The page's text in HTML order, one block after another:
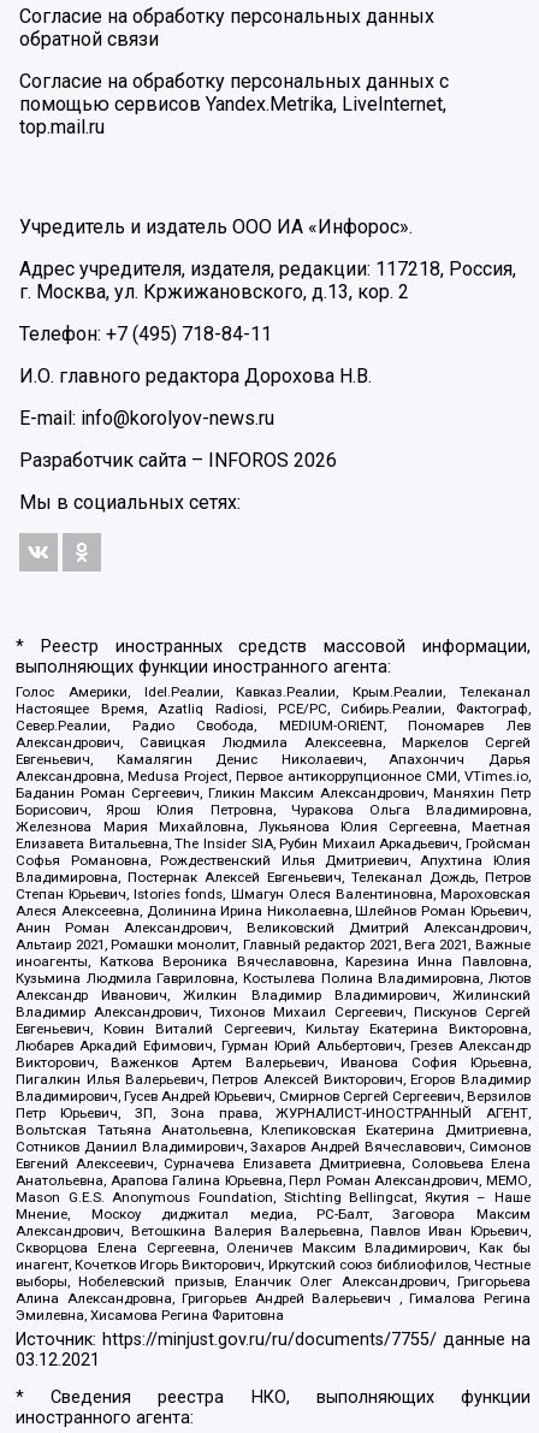
Согласие на обработку персональных данных
обратной связи
Согласие на обработку персональных данных с
помощью сервисов Yandex.Metrika, LiveInternet,
top.mail.ru
Учредитель и издатель ООО ИА «Инфорос».
Адрес учредителя, издателя, редакции: 117218, Россия,
г. Москва, ул. Кржижановского, д.13, кор. 2
Телефон: +7 (495) 718-84-11
И.О. главного редактора Дорохова Н.В.
E-mail: info@korolyov-news.ru
Разработчик сайта – INFOROS 2026
Мы в социальных сетях:
* Реестр иностранных средств массовой информации,
выполняющих функции иностранного агента:
Голос Америки, Idel.Реалии, Кавказ.Реалии, Крым.Реалии, Телеканал
Настоящее Время, Azatliq Radiosi, PCE/PC, Сибирь.Реалии, Фактограф,
Север.Реалии, Радио Свобода, MEDIUM-ORIENT, Пономарев Лев
Александрович, Савицкая Людмила Алексеевна, Маркелов Сергей
Евгеньевич, Камалягин Денис Николаевич, Апахончич Дарья
Александровна, Medusa Project, Первое антикоррупционное СМИ, VTimes.io,
Баданин Роман Сергеевич, Гликин Максим Александрович, Маняхин Петр
Борисович, Ярош Юлия Петровна, Чуракова Ольга Владимировна,
Железнова Мария Михайловна, Лукьянова Юлия Сергеевна, Маетная
Елизавета Витальевна, The Insider SIA, Рубин Михаил Аркадьевич, Гройсман
Софья Романовна, Рождественский Илья Дмитриевич, Апухтина Юлия
Владимировна, Постернак Алексей Евгеньевич, Телеканал Дождь, Петров
Степан Юрьевич, Istories fonds, Шмагун Олеся Валентиновна, Мароховская
Алеся Алексеевна, Долинина Ирина Николаевна, Шлейнов Роман Юрьевич,
Анин Роман Александрович, Великовский Дмитрий Александрович,
Альтаир 2021, Ромашки монолит, Главный редактор 2021, Вега 2021, Важные
иноагенты, Каткова Вероника Вячеславовна, Карезина Инна Павловна,
Кузьмина Людмила Гавриловна, Костылева Полина Владимировна, Лютов
Александр Иванович, Жилкин Владимир Владимирович, Жилинский
Владимир Александрович, Тихонов Михаил Сергеевич, Пискунов Сергей
Евгеньевич, Ковин Виталий Сергеевич, Кильтау Екатерина Викторовна,
Любарев Аркадий Ефимович, Гурман Юрий Альбертович, Грезев Александр
Викторович, Важенков Артем Валерьевич, Иванова София Юрьевна,
Пигалкин Илья Валерьевич, Петров Алексей Викторович, Егоров Владимир
Владимирович, Гусев Андрей Юрьевич, Смирнов Сергей Сергеевич, Верзилов
Петр Юрьевич, ЗП, Зона права, ЖУРНАЛИСТ-ИНОСТРАННЫЙ АГЕНТ,
Вольтская Татьяна Анатольевна, Клепиковская Екатерина Дмитриевна,
Сотников Даниил Владимирович, Захаров Андрей Вячеславович, Симонов
Евгений Алексеевич, Сурначева Елизавета Дмитриевна, Соловьева Елена
Анатольевна, Арапова Галина Юрьевна, Перл Роман Александрович, МЕМО,
Mason G.E.S. Anonymous Foundation, Stichting Bellingcat, Якутия – Наше
Мнение, Москоу диджитал медиа, РС-Балт, Заговора Максим
Александрович, Ветошкина Валерия Валерьевна, Павлов Иван Юрьевич,
Скворцова Елена Сергеевна, Оленичев Максим Владимирович, Как бы
инагент, Кочетков Игорь Викторович, Иркутский союз библиофилов, Честные
выборы, Нобелевский призыв, Еланчик Олег Александрович, Григорьева
Алина Александровна, Григорьев Андрей Валерьевич , Гималова Регина
Эмилевна, Хисамова Регина Фаритовна
Источник: https://minjust.gov.ru/ru/documents/7755/ данные на
03.12.2021
* Сведения реестра НКО, выполняющих функции
иностранного агента: